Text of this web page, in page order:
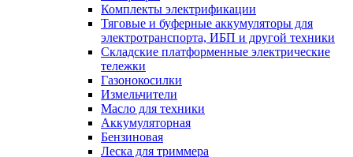
Комплекты электрификации
Тяговые и буферные аккумуляторы для
электротранспорта, ИБП и другой техники
Складские платформенные электрические
тележки
Газонокосилки
Измельчители
Масло для техники
Аккумуляторная
Бензиновая
Леска для триммера